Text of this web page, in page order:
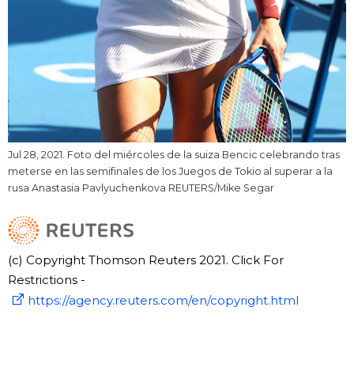
Jul 28, 2021. Foto del miércoles de la suiza Bencic celebrando tras
meterse en las semifinales de los Juegos de Tokio al superar a la
rusa Anastasia Pavlyuchenkova REUTERS/Mike Segar
(c) Copyright Thomson Reuters 2021. Click For
Restrictions -
https://agency.reuters.com/en/copyright.html